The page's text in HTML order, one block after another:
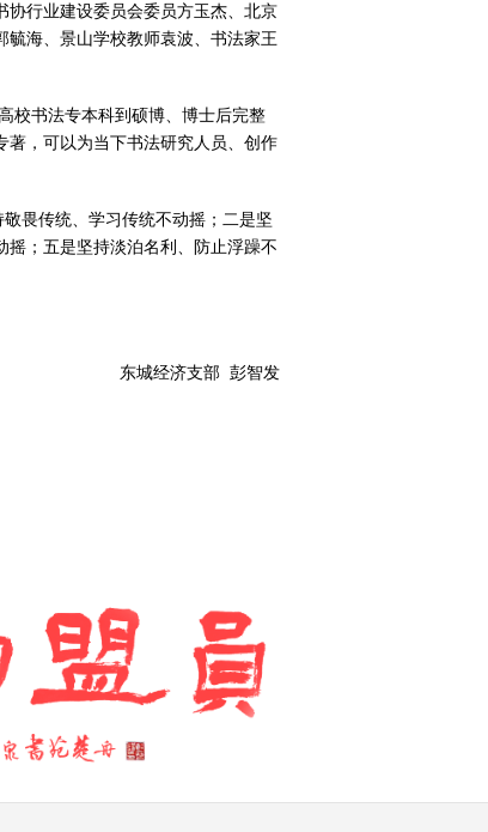
协行业建设委员会委员方玉杰、北京
海、景山学校教师袁波、书法家王
校书法专本科到硕博、博士后完整
著，可以为当下书法研究人员、创作
畏传统、学习传统不动摇；二是坚
；五是坚持淡泊名利、防止浮躁不
东城经济支部 彭智发